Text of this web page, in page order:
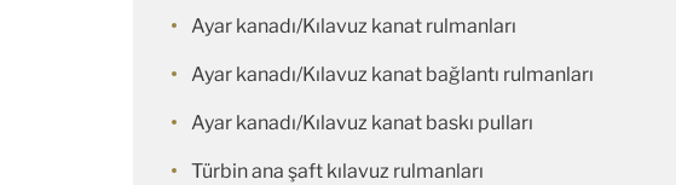
Ayar kanadı/Kılavuz kanat rulmanları
Ayar kanadı/Kılavuz kanat bağlantı rulmanları
Ayar kanadı/Kılavuz kanat baskı pulları
Türbin ana şaft kılavuz rulmanları